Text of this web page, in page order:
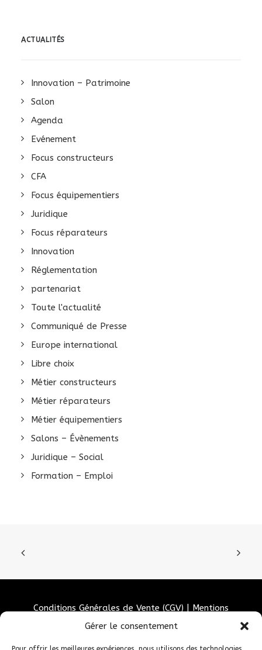
Gérer le consentement
ACTUALITÉS
Innovation – Patrimoine
Salon
Agenda
Evénement
Focus constructeurs
CFA
Focus équipementiers
Juridique
Focus réparateurs
Innovation
Réglementation
partenariat
Toute l'actualité
Communiqué de Presse
Europe international
Libre choix
Métier constructeurs
Métier réparateurs
Métier équipementiers
Salons – Évènements
Juridique – Social
Formation – Emploi
Conditions Générales de Vente (CGV)
Mentions
Politique de confidentialité